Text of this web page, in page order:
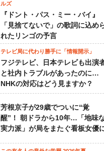
ルズ
『ドント・パス・ミー・バイ』
「見捨てないで」の歌詞に込め
れたリンゴの予言
テレビ局に代わり勝手に「情報開示」
フジテレビ、日本テレビも出演
と社内トラブルがあったのに…
NHKの対応はどう見ますか？
芳根京子が29歳でついに“覚
醒”！ 朝ドラから10年…「地味
実力派」が局をまたぐ看板女優